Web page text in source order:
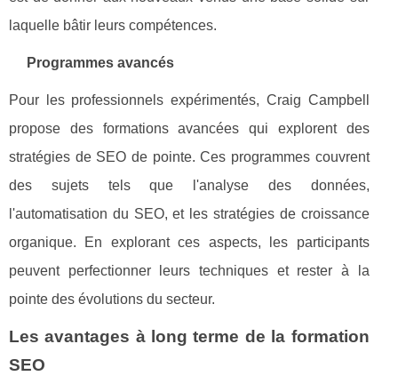
laquelle bâtir leurs compétences.
Programmes avancés
Pour les professionnels expérimentés, Craig Campbell
propose des formations avancées qui explorent des
stratégies de SEO de pointe. Ces programmes couvrent
des sujets tels que l'analyse des données,
l'automatisation du SEO, et les stratégies de croissance
organique. En explorant ces aspects, les participants
peuvent perfectionner leurs techniques et rester à la
pointe des évolutions du secteur.
Les avantages à long terme de la formation
SEO